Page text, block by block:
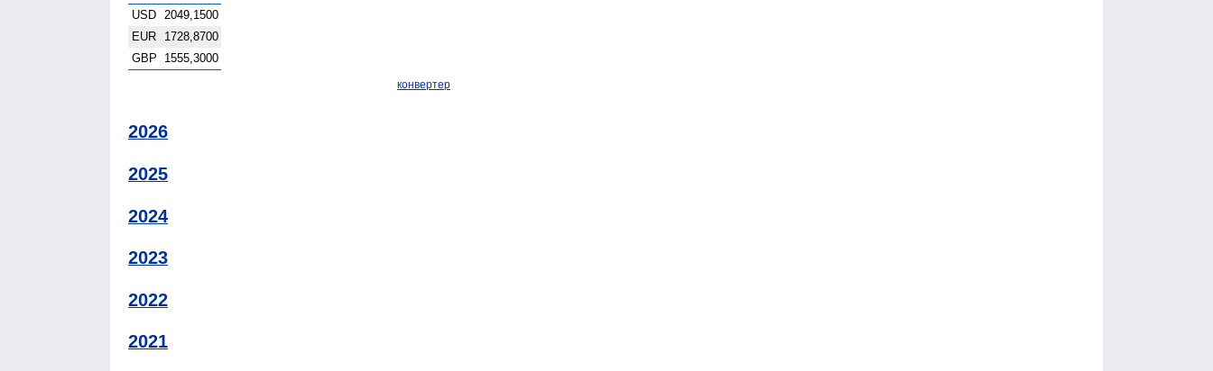
USD
2049,1500
EUR
1728,8700
GBP
1555,3000
конвертер
2026
2025
2024
2023
2022
2021